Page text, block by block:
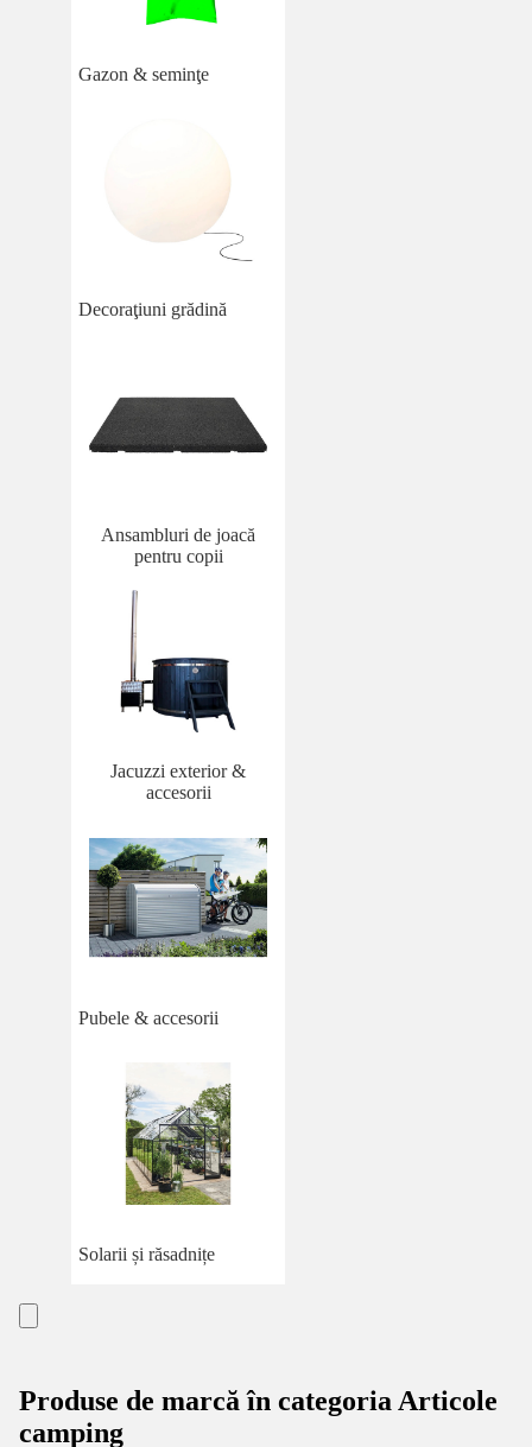
Gazon & seminţe
Decoraţiuni grădină
Ansambluri de joacă
pentru copii
Jacuzzi exterior &
accesorii
Pubele & accesorii
Solarii și răsadnițe
Produse de marcă în categoria Articole
camping